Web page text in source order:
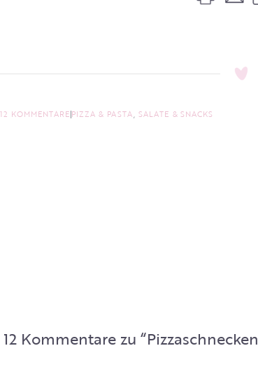
12 KOMMENTAREPIZZA & PASTA,SALATE & SNACKS
12 Kommentare zu “Pizzaschnecken